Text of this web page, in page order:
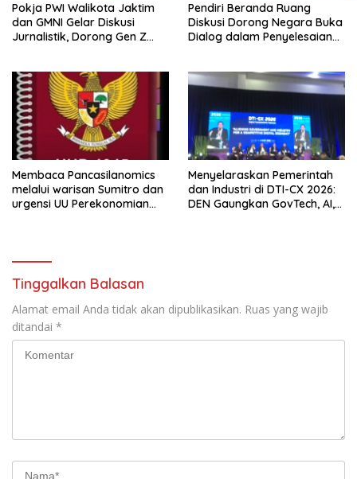
Pokja PWI Walikota Jaktim
dan GMNI Gelar Diskusi
Jurnalistik, Dorong Gen Z
Pendiri Beranda Ruang
Diskusi Dorong Negara Buka
Dialog dalam Penyelesaian
Membaca Pancasilanomics
melalui warisan Sumitro dan
urgensi UU Perekonomian
Menyelaraskan Pemerintah
dan Industri di DTI-CX 2026:
DEN Gaungkan GovTech, AI,
Tinggalkan Balasan
Alamat email Anda tidak akan dipublikasikan. Ruas yang wajib
ditandai *